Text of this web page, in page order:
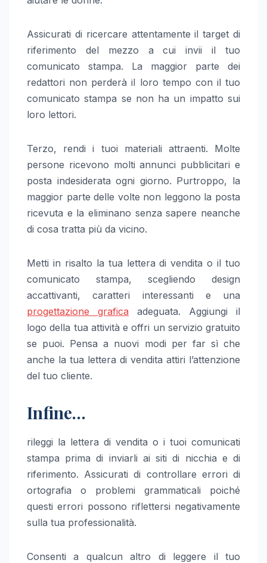
Assicurati di ricercare attentamente il target di
riferimento del mezzo a cui invii il tuo
comunicato stampa. La maggior parte dei
redattori non perderà il loro tempo con il tuo
comunicato stampa se non ha un impatto sui
loro lettori.
Terzo, rendi i tuoi materiali attraenti. Molte
persone ricevono molti annunci pubblicitari e
posta indesiderata ogni giorno. Purtroppo, la
maggior parte delle volte non leggono la posta
ricevuta e la eliminano senza sapere neanche
di cosa tratta più da vicino.
Metti in risalto la tua lettera di vendita o il tuo
comunicato stampa, scegliendo design
accattivanti, caratteri interessanti e una
progettazione grafica adeguata. Aggiungi il
logo della tua attività e offri un servizio gratuito
se puoi. Pensa a nuovi modi per far sì che
anche la tua lettera di vendita attiri l’attenzione
del tuo cliente.
Infine…
rileggi la lettera di vendita o i tuoi comunicati
stampa prima di inviarli ai siti di nicchia e di
riferimento. Assicurati di controllare errori di
ortografia o problemi grammaticali poiché
questi errori possono riflettersi negativamente
sulla tua professionalità.
Consenti a qualcun altro di leggere il tuo